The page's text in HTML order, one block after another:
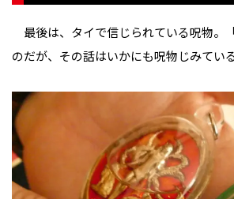
最後は、タイで信じられている呪物。
のだが、その話はいかにも呪物じみている